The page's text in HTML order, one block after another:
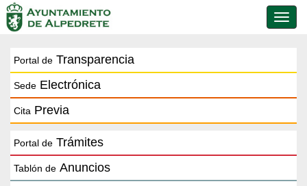
de
Portal de Transparencia
Sede Electrónica
Cita Previa
Portal de Trámites
Tablón de Anuncios